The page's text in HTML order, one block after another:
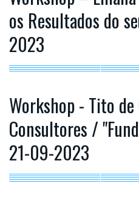
os Resultados do
2023
Workshop - Tito
Consultores /
21-09-2023